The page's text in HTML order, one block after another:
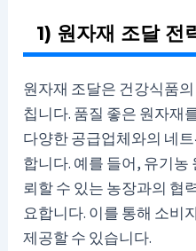
1) 원자재 조달 전
원자재 조달은 건강식품
칩니다. 품질 좋은 원자재
다양한 공급업체와의 네
합니다. 예를 들어, 유기농
뢰할 수 있는 농장과의 협
요합니다. 이를 통해 소비
제공할 수 있습니다.